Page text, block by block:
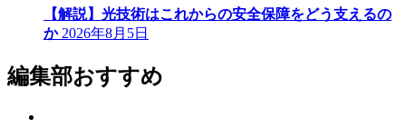
【解説】光技術はこれからの安全保障をどう支えるの
か 2026年8月5日
編集部おすすめ